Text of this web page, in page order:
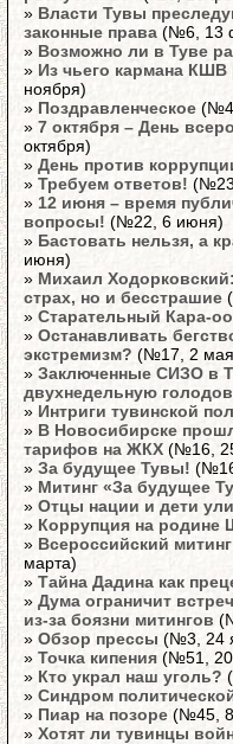
» Власти Тувы
законные права (№6, 13
» Возможно ли в Туве
» Из чьего кармана КШВ
ноября)
» Поздравленческое
» 7 октября – День
октября)
» День против
» Требуем ответов!
» 12 июня – время
вопросы! (№22, 6 июня)
» Бастовать нельзя, а
июня)
» Михаил
страх, но и бесстрашие
» Старательный Кара-
» Останавливать
экстремизм? (№17, 2
» Заключенные СИЗО в
двухнедельную
» Интриги тувинской
» В Новосибирске
тарифов на ЖКХ (№16,
» За будущее Тувы!
» Митинг «За будущее
» Отцы нации и дети
» Коррупция на родине
» Всероссийский
марта)
» Тайна Дадина как
» Дума ограничит
из-за боязни митингов
» Обзор прессы (№3, 24
» Точка кипения (№51, 20
» Кто украл наш уголь?
» Синдром
» Пиар на позоре (№45,
» Хотят ли тувинцы